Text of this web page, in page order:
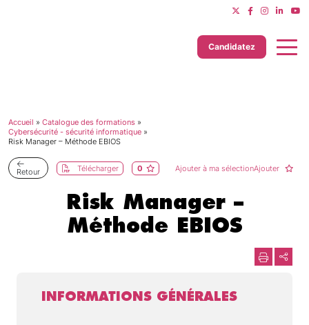
Candidatez
Accueil » Catalogue des formations »
Cybersécurité - sécurité informatique »
Risk Manager – Méthode EBIOS
Retour Télécharger 0 Ajouter à ma sélectionAjouter
Risk Manager –
Méthode EBIOS
INFORMATIONS GÉNÉRALES